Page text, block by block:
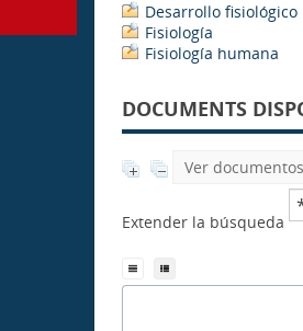
Desarrollo fisiológico
Fisiología
Fisiología humana
DOCUMENTS
Ver
Extender la búsqueda